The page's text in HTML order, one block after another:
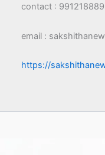
contact :
email :
https://